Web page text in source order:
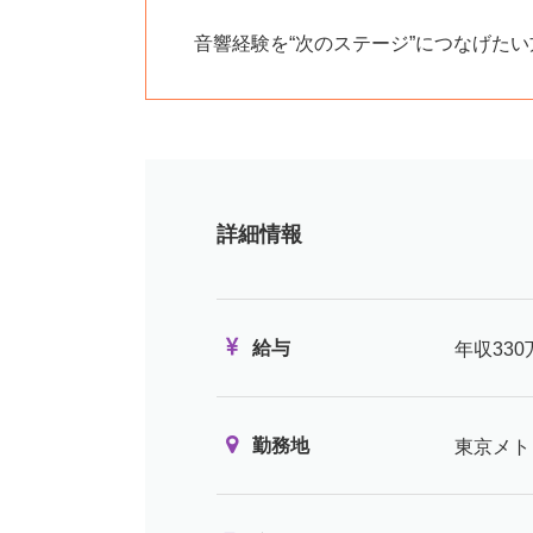
音響経験を“次のステージ”につなげた
詳細情報
給与 年収330
勤務地 東京メ